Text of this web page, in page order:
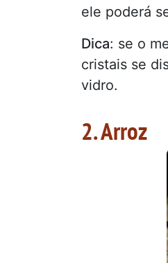
ele poderá
Dica: se o
cristais se
vidro.
2. Arroz